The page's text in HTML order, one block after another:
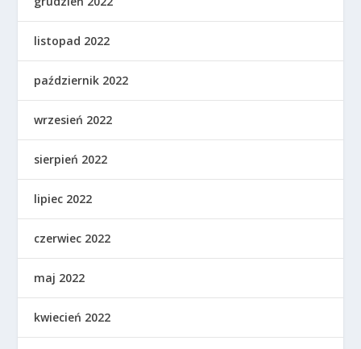
listopad 2022
październik 2022
wrzesień 2022
sierpień 2022
lipiec 2022
czerwiec 2022
maj 2022
kwiecień 2022